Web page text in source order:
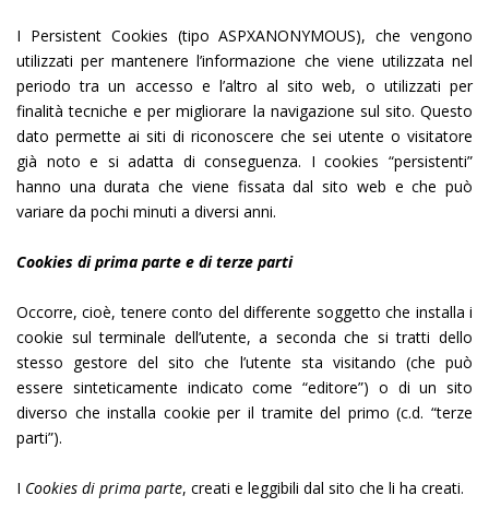
I Persistent Cookies (tipo ASPXANONYMOUS), che vengono
utilizzati per mantenere l’informazione che viene utilizzata nel
periodo tra un accesso e l’altro al sito web, o utilizzati per
finalità tecniche e per migliorare la navigazione sul sito. Questo
dato permette ai siti di riconoscere che sei utente o visitatore
già noto e si adatta di conseguenza. I cookies “persistenti”
hanno una durata che viene fissata dal sito web e che può
variare da pochi minuti a diversi anni.
Cookies di prima parte e di terze parti
Occorre, cioè, tenere conto del differente soggetto che installa i
cookie sul terminale dell’utente, a seconda che si tratti dello
stesso gestore del sito che l’utente sta visitando (che può
essere sinteticamente indicato come “editore”) o di un sito
diverso che installa cookie per il tramite del primo (c.d. “terze
parti”).
I Cookies di prima parte, creati e leggibili dal sito che li ha creati.